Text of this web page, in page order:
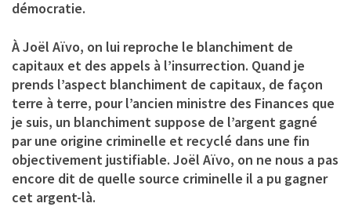
démocratie.
À Joël Aïvo, on lui reproche le blanchiment de
capitaux et des appels à l’insurrection. Quand je
prends l’aspect blanchiment de capitaux, de façon
terre à terre, pour l’ancien ministre des Finances que
je suis, un blanchiment suppose de l’argent gagné
par une origine criminelle et recyclé dans une fin
objectivement justifiable. Joël Aïvo, on ne nous a pas
encore dit de quelle source criminelle il a pu gagner
cet argent-là.